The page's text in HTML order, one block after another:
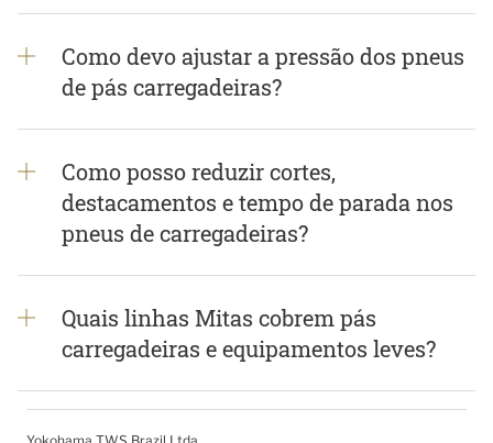
Como devo ajustar a pressão dos pneus
de pás carregadeiras?
Como posso reduzir cortes,
destacamentos e tempo de parada nos
pneus de carregadeiras?
Quais linhas Mitas cobrem pás
carregadeiras e equipamentos leves?
Yokohama TWS Brazil Ltda